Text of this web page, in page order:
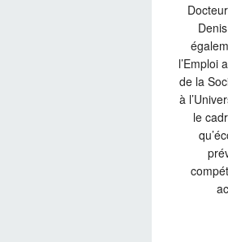
l’Emploi
de la
à
le